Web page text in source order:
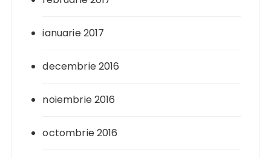
ianuarie 2017
decembrie 2016
noiembrie 2016
octombrie 2016